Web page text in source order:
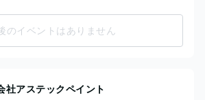
のイベントはありません
社アステックペイント